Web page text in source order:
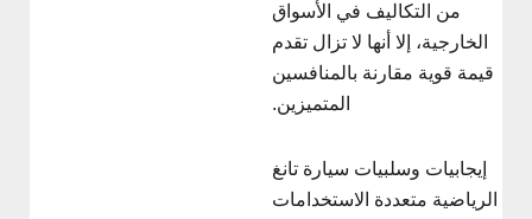
من التكاليف في الأسواق
الخارجية، إلا أنها لا تزال تقدم
قيمة قوية مقارنة بالمنافسين
المتميزين.
إيجابيات وسلبيات سيارة تانغ
الرياضية متعددة الاستخدامات